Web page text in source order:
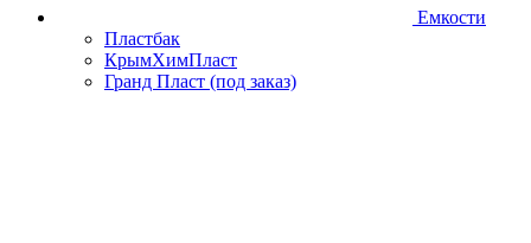
Емкости
Пластбак
КрымХимПласт
Гранд Пласт (под заказ)